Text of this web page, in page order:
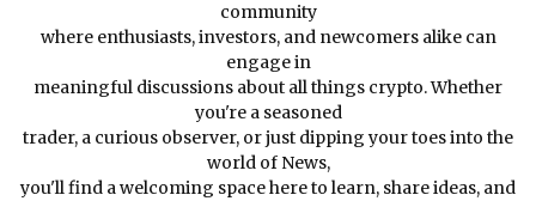
community
where enthusiasts, investors, and newcomers alike can
engage in
meaningful discussions about all things crypto. Whether
you're a seasoned
trader, a curious observer, or just dipping your toes into the
world of News,
you'll find a welcoming space here to learn, share ideas, and